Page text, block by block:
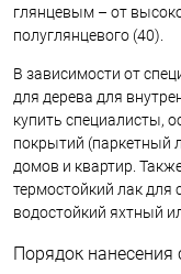
глянцевым – от
полуглянцевого (40).
В зависимости от
для дерева для
купить специалисты,
покрытий (паркетный
домов и квартир.
термостойкий лак
водостойкий яхтный
Порядок нанесения